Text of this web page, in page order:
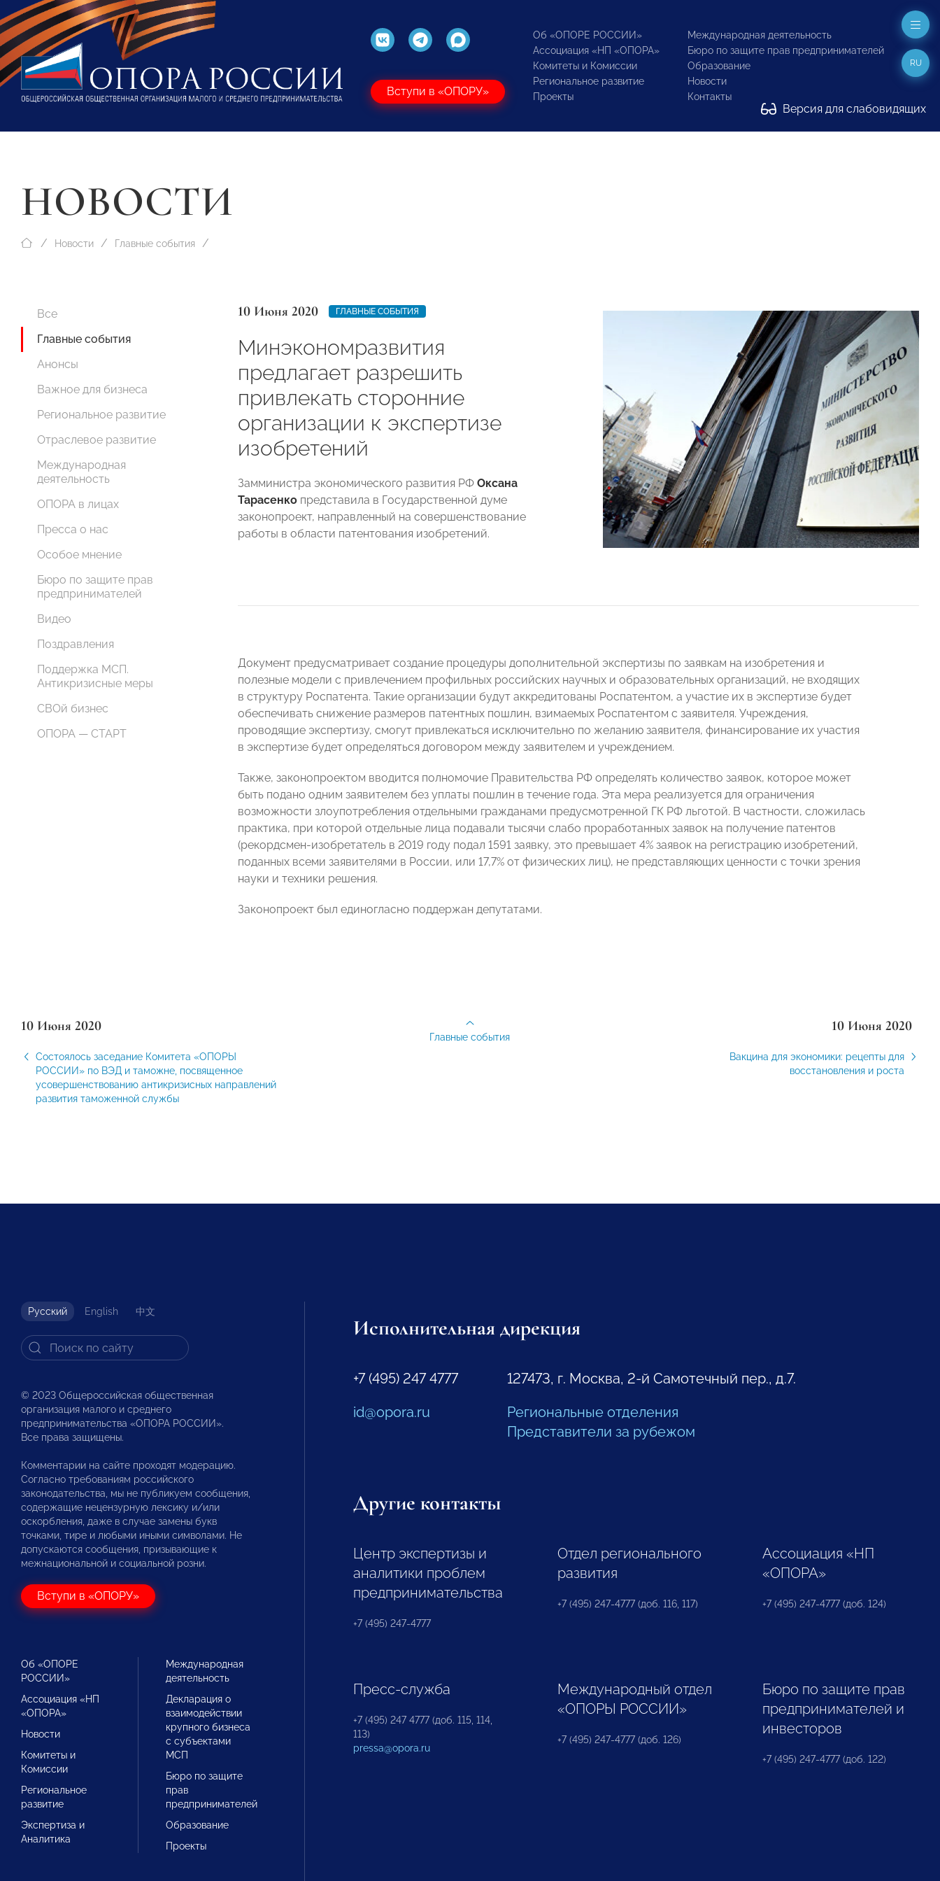
Вступи в «ОПОРУ»
Об «ОПОРЕ РОССИИ»
Ассоциация «НП «ОПОРА»
Комитеты и Комиссии
Региональное развитие
Проекты
Международная деятельность
Бюро по защите прав предпринимателей
Образование
Новости
Контакты
Версия для слабовидящих
RU
НОВОСТИ
Новости Главные события
Все
Главные события
Анонсы
Важное для бизнеса
Региональное развитие
Отраслевое развитие
Международная
деятельность
ОПОРА в лицах
Пресса о нас
Особое мнение
Бюро по защите прав
предпринимателей
Видео
Поздравления
Поддержка МСП.
Антикризисные меры
СВОй бизнес
ОПОРА — СТАРТ
10 Июня 2020 ГЛАВНЫЕ СОБЫТИЯ
Минэкономразвития
предлагает разрешить
привлекать сторонние
организации к экспертизе
изобретений
Замминистра экономического развития РФ Оксана
Тарасенко представила в Государственной думе
законопроект, направленный на совершенствование
работы в области патентования изобретений.
Документ предусматривает создание процедуры дополнительной экспертизы по заявкам на изобретения и
полезные модели с привлечением профильных российских научных и образовательных организаций, не входящих
в структуру Роспатента. Такие организации будут аккредитованы Роспатентом, а участие их в экспертизе будет
обеспечивать снижение размеров патентных пошлин, взимаемых Роспатентом с заявителя. Учреждения,
проводящие экспертизу, смогут привлекаться исключительно по желанию заявителя, финансирование их участия
в экспертизе будет определяться договором между заявителем и учреждением.
Также, законопроектом вводится полномочие Правительства РФ определять количество заявок, которое может
быть подано одним заявителем без уплаты пошлин в течение года. Эта мера реализуется для ограничения
возможности злоупотребления отдельными гражданами предусмотренной ГК РФ льготой. В частности, сложилась
практика, при которой отдельные лица подавали тысячи слабо проработанных заявок на получение патентов
(рекордсмен-изобретатель в 2019 году подал 1591 заявку, это превышает 4% заявок на регистрацию изобретений,
поданных всеми заявителями в России, или 17,7% от физических лиц), не представляющих ценности с точки зрения
науки и техники решения.
Законопроект был единогласно поддержан депутатами.
10 Июня 2020
Состоялось заседание Комитета «ОПОРЫ
РОССИИ» по ВЭД и таможне, посвященное
усовершенствованию антикризисных направлений
развития таможенной службы
10 Июня 2020
Вакцина для экономики: рецепты для
восстановления и роста
Главные события
Русский English 中文
© 2023 Общероссийская общественная
организация малого и среднего
предпринимательства «ОПОРА РОССИИ».
Все права защищены.
Комментарии на сайте проходят модерацию.
Согласно требованиям российского
законодательства, мы не публикуем сообщения,
содержащие нецензурную лексику и/или
оскорбления, даже в случае замены букв
точками, тире и любыми иными символами. Не
допускаются сообщения, призывающие к
межнациональной и социальной розни.
Вступи в «ОПОРУ»
Об «ОПОРЕ
РОССИИ»
Ассоциация «НП
«ОПОРА»
Новости
Комитеты и
Комиссии
Региональное
развитие
Экспертиза и
Аналитика
Международная
деятельность
Декларация о
взаимодействии
крупного бизнеса
с субъектами
МСП
Бюро по защите
прав
предпринимателей
Образование
Проекты
Исполнительная дирекция
+7 (495) 247 4777
id@opora.ru
127473, г. Москва, 2-й Самотечный пер., д.7.
Региональные отделения
Представители за рубежом
Другие контакты
Центр экспертизы и
аналитики проблем
предпринимательства
+7 (495) 247-4777
Отдел регионального
развития
+7 (495) 247-4777 (доб. 116, 117)
Ассоциация «НП
«ОПОРА»
+7 (495) 247-4777 (доб. 124)
Пресс-служба
+7 (495) 247 4777 (доб. 115, 114,
113)
pressa@opora.ru
Международный отдел
«ОПОРЫ РОССИИ»
+7 (495) 247-4777 (доб. 126)
Бюро по защите прав
предпринимателей и
инвесторов
+7 (495) 247-4777 (доб. 122)